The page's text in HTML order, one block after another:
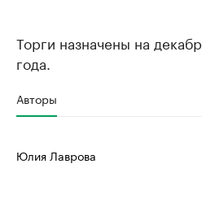
Торги назначены на
года.
Авторы
Юлия Лаврова